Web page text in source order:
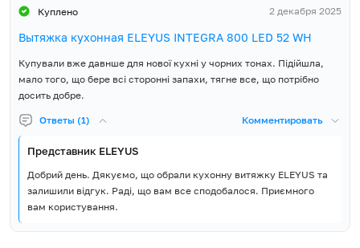
Куплено 2 декабря 2025
Вытяжка кухонная ELEYUS INTEGRA 800 LED 52 WH
Купували вже давнше для нової кухні у чорних тонах. Підійшла,
мало того, що бере всі сторонні запахи, тягне все, що потрібно
досить добре.
Ответы (1) Комментировать
Представник ELEYUS
Добрий день. Дякуємо, що обрали кухонну витяжку ELEYUS та
залишили відгук. Раді, що вам все сподобалося. Приємного
вам користування.